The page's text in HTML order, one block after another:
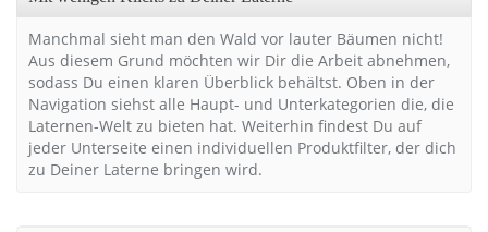
Manchmal sieht man den Wald vor lauter Bäumen nicht!
Aus diesem Grund möchten wir Dir die Arbeit abnehmen,
sodass Du einen klaren Überblick behältst. Oben in der
Navigation siehst alle Haupt- und Unterkategorien die, die
Laternen-Welt zu bieten hat. Weiterhin findest Du auf
jeder Unterseite einen individuellen Produktfilter, der dich
zu Deiner Laterne bringen wird.